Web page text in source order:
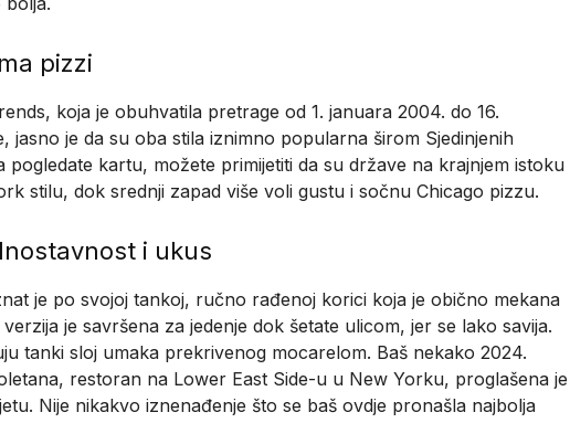
pizzi
koja je obuhvatila pretrage od 1. januara 2004. do 16.
jasno je da su oba stila iznimno popularna širom Sjedinjenih
pogledate kartu, možete primijetiti da su države na krajnjem istoku
stilu, dok srednji zapad više voli gustu i sočnu Chicago pizzu.
i ukus
je po svojoj tankoj, ručno rađenoj korici koja je obično mekana
je savršena za jedenje dok šetate ulicom, jer se lako savija.
tanki sloj umaka prekrivenog mocarelom. Baš nekako 2024.
restoran na Lower East Side-u u New Yorku, proglašena je
Nije nikakvo iznenađenje što se baš ovdje pronašla najbolja